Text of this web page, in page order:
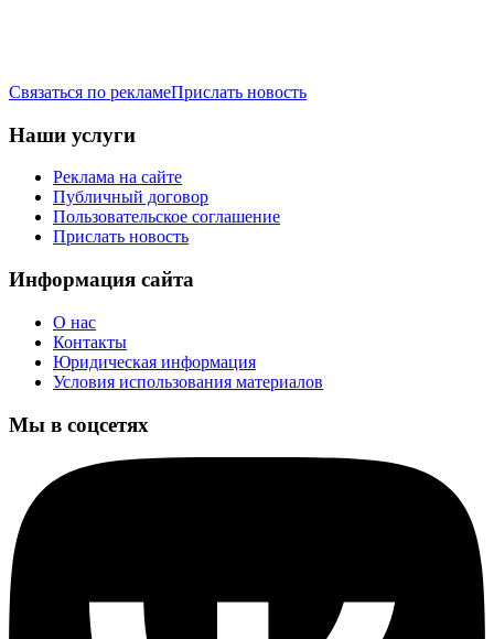
Связаться по рекламеПрислать новость
Наши услуги
Реклама на сайте
Публичный договор
Пользовательское соглашение
Прислать новость
Информация сайта
О нас
Контакты
Юридическая информация
Условия использования материалов
Мы в соцсетях